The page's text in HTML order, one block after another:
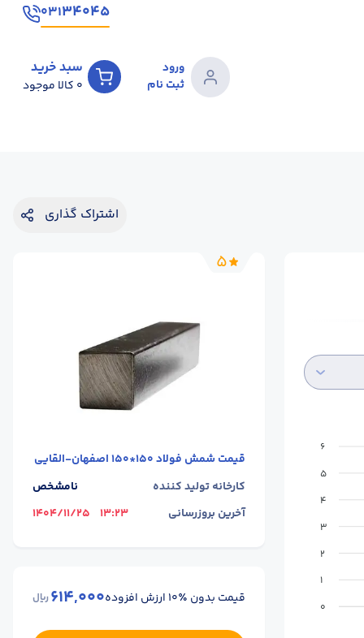
۳۴۰۴۵۰۳۱
ورود
ثبت نام
سبد خرید
0 کالا موجود
اشتراک گذاری
6
5
4
3
2
1
0
5
قیمت شمش فولاد 150*150 اصفهان-القایی
کارخانه تولید کننده
نامشخص
آخرین بروزرسانی
13:23
1404/11/25
قیمت بدون ٪۱۰ ارزش افزوده 614,000ریال